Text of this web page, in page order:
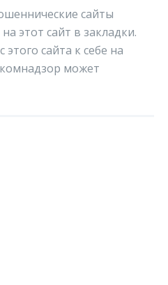
сайты
этот сайт в закладки.
этого сайта к себе на
может